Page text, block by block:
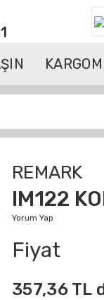
REMARK
IM122
Yorum Yap
Fiyat
357,36 TL